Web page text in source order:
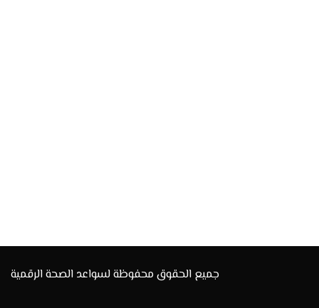
جميع الحقوق محفوظة لسواعد الصحة الرقمية